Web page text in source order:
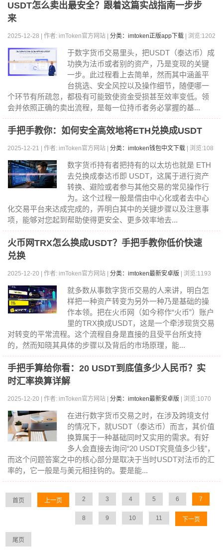
USDT怎么卖出最安全？跟着这篇实战指南一步步
来
2025-12-28 | 作者: imToken官方网站 | 分类：imtoken正版app下载 | 浏览:1202
于数字货币交易里头，把USDT（泰达币）成
功换为法币或者别的资产，乃是变现的关键
一步。此过程看上去简单，然而其中涵盖平
台挑选、安全风控以及操作细节，随便哪一
个环节有所疏忽，都极有可能致使资金受损甚至效率变低。领
会并依照正确的卖出流程，是每一位持币者务必掌握的基...
手把手教你：如何安全高效地将ETH兑换成USDT
2025-12-21 | 作者: imToken官方网站 | 分类：imtoken钱包中文下载 | 浏览:108
8
数字货币持有者把持有的以太坊也就是 ETH
去兑换成泰达币即 USDT，这属于进行资产
转换、避险或者参与其他交易的常见操作行
为。这个过程一般是借由中心化或者去中心
化交易平台来达成完成的，弄明白其中的关键步骤以及注意事
项，能够对您起到帮助使得更安全、更多效率地去...
火币网TRX怎么换成USDT？手把手教你低价快速
兑换
2025-12-20 | 作者: imToken官方网站 | 分类：imtoken最新安卓版 | 浏览:1193
就多数从事数字货币交易的人来讲，明白怎
样把一种资产转变为另外一种乃是基础的操
作本领。把在火币网（如今称作“火币”）账户
里的TRX换成USDT，这是一个牵涉现货交易
对转变的平常流程。这个流程自身是直接的且受平台所支持
的，然而知晓其具体的步骤以及背后的市场原理，能...
手把手算给你看：20 USDT到底值多少人民币？实
时汇率换算详解
2025-12-20 | 作者: imToken官方网站 | 分类：imtoken最新安卓版 | 浏览:1070
在进行数字货币交易之时，在涉及跨境支付
的情况下，就USDT（泰达币）而言，其价值
换算属于一种基础同时又实用的需求。有好
多人会直接去询问“20 USDT究竟值多少钱”，
而这个问题答案之中的核心部分是取决于当时USDT对法币的汇
率的，它一般是与美元相挂钩的。要是能...
首页 上一页 2 3 4 5 6 7
8 9 10 11 下一页
尾页